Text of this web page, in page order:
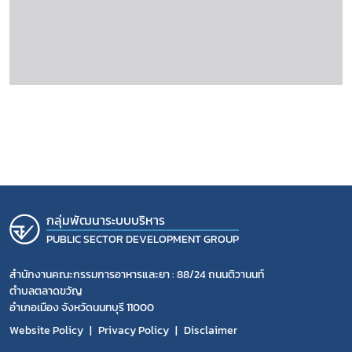
กลุ่มพัฒนาระบบบริหาร
PUBLIC SECTOR DEVELOPMENT GROUP
สำนักงานคณะกรรมการอาหารและยา : 88/24 ถนนติวานนท์
ตำบลตลาดขวัญ
อำเภอเมือง จังหวัดนนทบุรี 11000
Website Policy
Privacy Policy
Disclaimer